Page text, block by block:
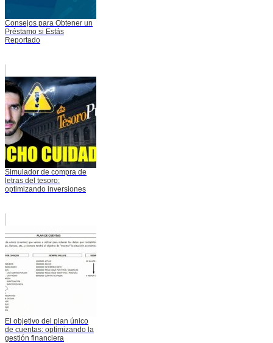
Consejos para Obtener un
Préstamo si Estás
Reportado
Simulador de compra de
letras del tesoro:
optimizando inversiones
El objetivo del plan único
de cuentas: optimizando la
gestión financiera